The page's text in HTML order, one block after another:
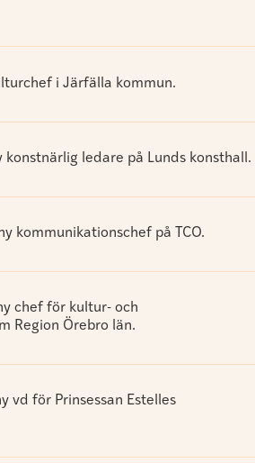
i Järfälla kommun.
konstnärlig ledare på Lunds konsthall.
kommunikationschef på TCO.
chef för kultur- och
Region Örebro län.
vd för Prinsessan Estelles